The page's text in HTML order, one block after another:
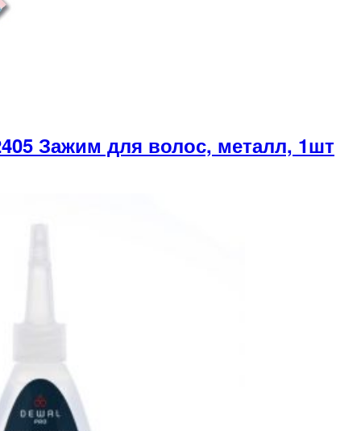
Зажим для волос, металл, 1шт